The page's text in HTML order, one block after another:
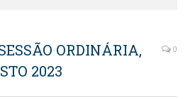
ORDINÁRIA,
2023
0